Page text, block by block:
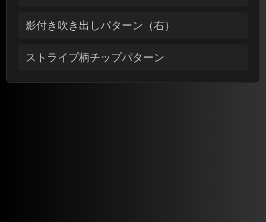
影付き吹き出しパターン（右）
ストライプ柄チップパターン